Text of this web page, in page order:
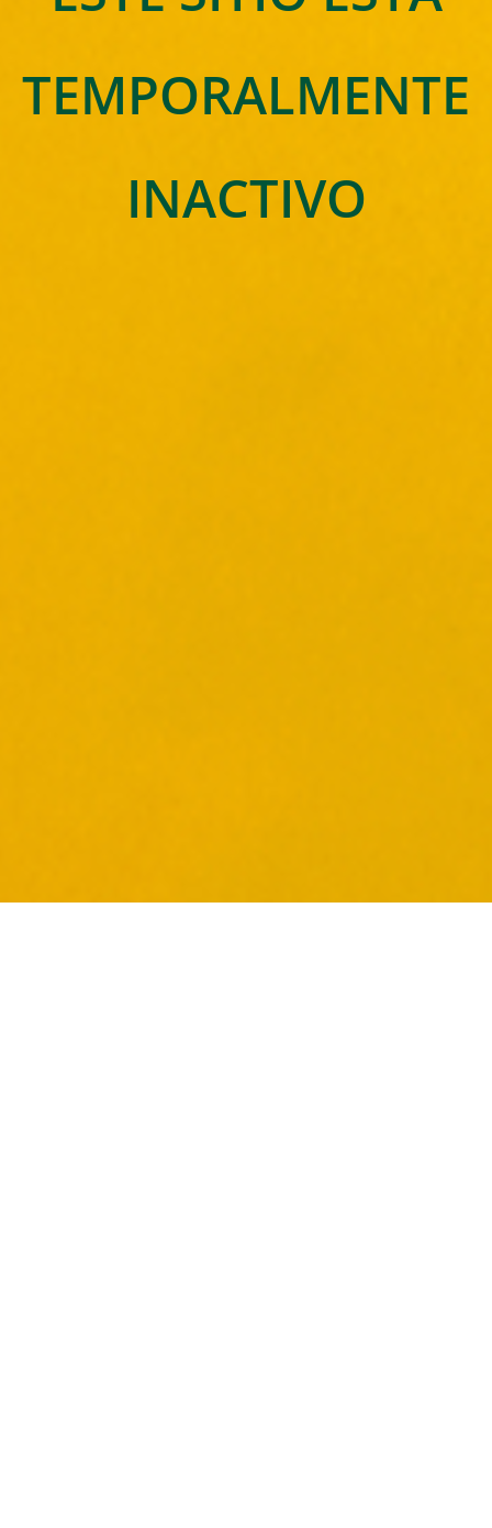
TEMPORALMENTE
INACTIVO